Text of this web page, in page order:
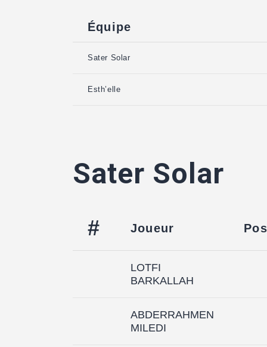
Équipe
Sater Solar
Esth’elle
Sater Solar
# Joueur
LOTFI
BARKALLAH
ABDERRAHMEN
MILEDI